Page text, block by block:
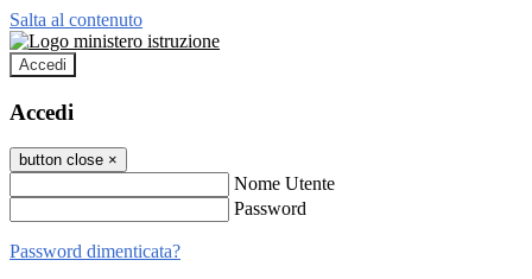
Salta al contenuto
Accedi
Accedi
button close ×
Nome Utente
Password
Password dimenticata?